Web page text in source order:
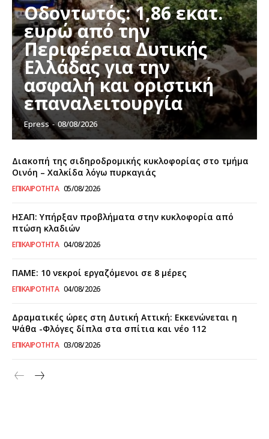
Οδοντωτός: 1,86 εκατ.
ευρώ από την
Περιφέρεια Δυτικής
Ελλάδας για την
ασφαλή και οριστική
επαναλειτουργία
Epress - 08/08/2026
Διακοπή της σιδηροδρομικής κυκλοφορίας στο τμήμα
Οινόη – Χαλκίδα λόγω πυρκαγιάς
ΕΠΙΚΑΙΡΌΤΗΤΑ 05/08/2026
ΗΣΑΠ: Υπήρξαν προβλήματα στην κυκλοφορία από
πτώση κλαδιών
ΕΠΙΚΑΙΡΌΤΗΤΑ 04/08/2026
ΠΑΜΕ: 10 νεκροί εργαζόμενοι σε 8 μέρες
ΕΠΙΚΑΙΡΌΤΗΤΑ 04/08/2026
Δραματικές ώρες στη Δυτική Αττική: Εκκενώνεται η
Ψάθα -Φλόγες δίπλα στα σπίτια και νέο 112
ΕΠΙΚΑΙΡΌΤΗΤΑ 03/08/2026